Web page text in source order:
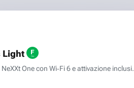
Light
One con Wi‑Fi 6 e attivazione inclusi.